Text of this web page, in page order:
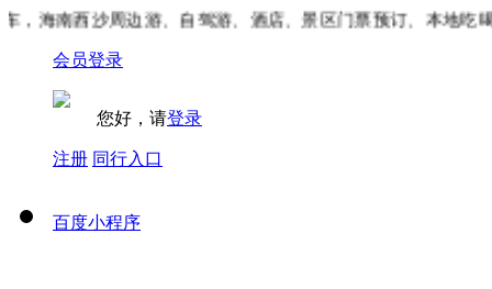
海南西沙周边游、自驾游、酒店、景区门票预订、本地吃喝
会员登录
您好，请登录
注册 同行入口
百度小程序